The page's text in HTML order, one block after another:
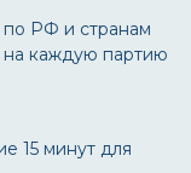
по РФ и странам
на каждую партию
15 минут для